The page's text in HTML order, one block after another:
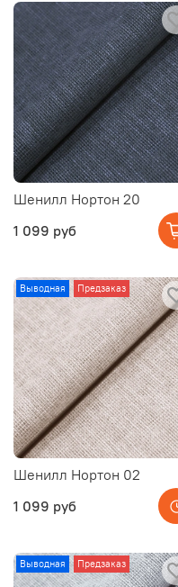
Шенилл Нортон 20
1 099 руб
Выводная Предзаказ
Шенилл Нортон 02
1 099 руб
Выводная Предзаказ